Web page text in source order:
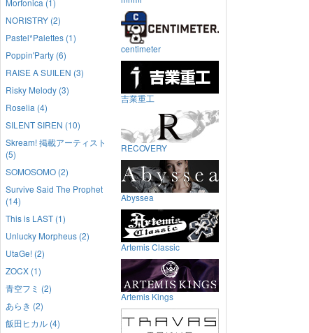
NORISTRY (2)
Pastel*Palettes (1)
Poppin'Party (6)
RAISE A SUILEN (3)
Risky Melody (3)
Roselia (4)
SILENT SIREN (10)
Skream! 掲載アーティスト
(5)
SOMOSOMO (2)
Survive Said The Prophet
(14)
This is LAST (1)
Unlucky Morpheus (2)
UtaGe! (2)
ZOCX (1)
青空フミ (2)
あらき (2)
飯田ヒカル (4)
centimeter
吉業重工
RECOVERY
Abyssea
Artemis Classic
Artemis Kings